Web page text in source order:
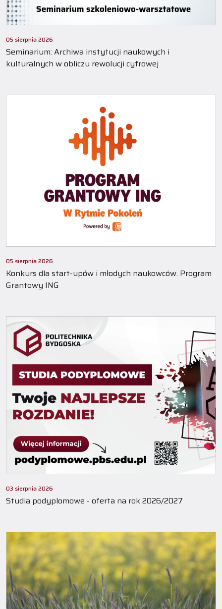
05 sierpnia 2026
Seminarium: Archiwa instytucji naukowych i
kulturalnych w obliczu rewolucji cyfrowej
05 sierpnia 2026
Konkurs dla start-upów i młodych naukowców. Program
Grantowy ING
03 sierpnia 2026
Studia podyplomowe - oferta na rok 2026/2027